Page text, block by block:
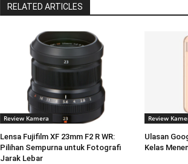
RELATED ARTICLES
Review Kamera
Lensa Fujifilm XF 23mm F2 R WR:
Pilihan Sempurna untuk Fotografi
Jarak Lebar
Review
Ulasan
Kelas